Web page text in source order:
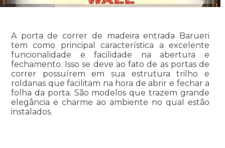
A porta de correr de madeira entrada Barueri
tem como principal característica a excelente
funcionalidade e facilidade na abertura e
fechamento. Isso se deve ao fato de as portas de
correr possuírem em sua estrutura trilho e
roldanas que facilitam na hora de abrir e fechar a
folha da porta. São modelos que trazem grande
elegância e charme ao ambiente no qual estão
instalados.